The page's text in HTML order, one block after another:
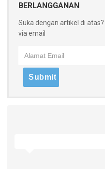
BERLANGGANAN
Suka dengan artikel di
via email